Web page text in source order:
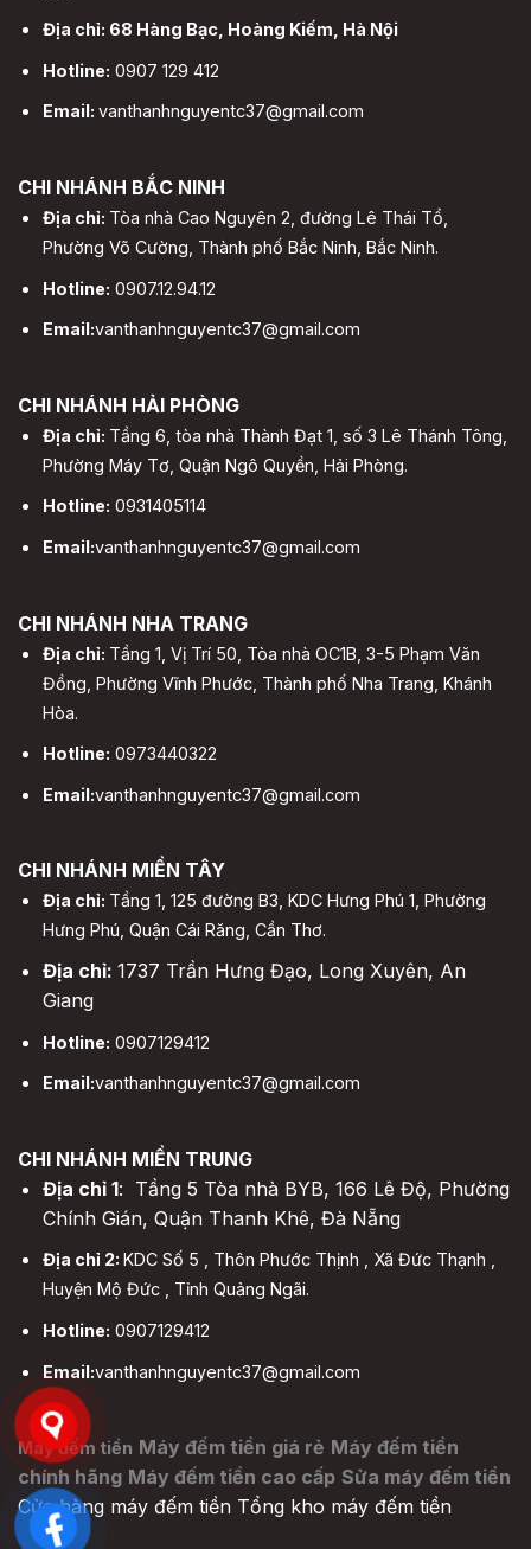
Địa chỉ: 68 Hàng Bạc, Hoàng Kiếm, Hà Nội
Hotline: 0907 129 412
Email: vanthanhnguyentc37@gmail.com
CHI NHÁNH BẮC NINH
Địa chỉ: Tòa nhà Cao Nguyên 2, đường Lê Thái Tổ,
Phường Võ Cường, Thành phố Bắc Ninh, Bắc Ninh.
Hotline: 0907.12.94.12
Email:vanthanhnguyentc37@gmail.com
CHI NHÁNH HẢI PHÒNG
Địa chỉ: Tầng 6, tòa nhà Thành Đạt 1, số 3 Lê Thánh Tông,
Phường Máy Tơ, Quận Ngô Quyền, Hải Phòng.
Hotline: 0931405114
Email:vanthanhnguyentc37@gmail.com
CHI NHÁNH NHA TRANG
Địa chỉ: Tầng 1, Vị Trí 50, Tòa nhà OC1B, 3-5 Phạm Văn
Đồng, Phường Vĩnh Phước, Thành phố Nha Trang, Khánh
Hòa.
Hotline: 0973440322
Email:vanthanhnguyentc37@gmail.com
CHI NHÁNH MIỀN TÂY
Địa chỉ: Tầng 1, 125 đường B3, KDC Hưng Phú 1, Phường
Hưng Phú, Quận Cái Răng, Cần Thơ.
Địa chỉ: 1737 Trần Hưng Đạo, Long Xuyên, An
Giang
Hotline: 0907129412
Email:vanthanhnguyentc37@gmail.com
CHI NHÁNH MIỀN TRUNG
Địa chỉ 1: Tầng 5 Tòa nhà BYB, 166 Lê Độ, Phường
Chính Gián, Quận Thanh Khê, Đà Nẵng
Địa chỉ 2: KDC Số 5 , Thôn Phước Thịnh , Xã Đức Thạnh ,
Huyện Mộ Đức , Tỉnh Quảng Ngãi.
Hotline: 0907129412
Email:vanthanhnguyentc37@gmail.com
Máy đếm tiền Máy đếm tiền giá rẻ Máy đếm tiền
chính hãng Máy đếm tiền cao cấp Sửa máy đếm tiền
Cửa hàng máy đếm tiền Tổng kho máy đếm tiền